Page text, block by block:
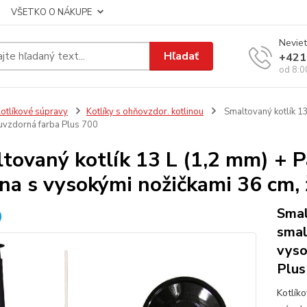
VŠETKO O NÁKUPE
Hľadať
od
súpravy Kotlíky s ohňovzdor. kotlinou
Smaltovaný kotlík
farba Plus 700
kotlík 13 L (1,2 mm) +
s vysokými nožičkami 36